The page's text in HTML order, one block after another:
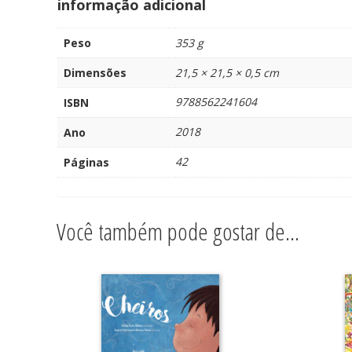
informação adicional
Peso
353 g
Dimensões
21,5 × 21,5 × 0,5 cm
ISBN
9788562241604
Ano 2018
Páginas 42
Você também pode gostar de…